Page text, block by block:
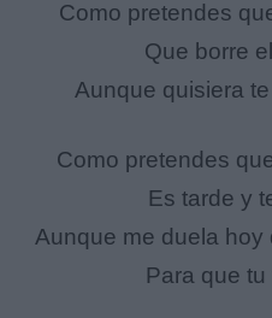
Como pretendes
Que borre
Aunque quisiera
Como pretendes
Es tarde y
Aunque me duela hoy
Para que